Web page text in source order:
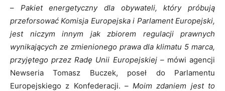
– Pakiet energetyczny dla obywateli, który próbują
przeforsować Komisja Europejska i Parlament Europejski,
jest niczym innym jak zbiorem regulacji prawnych
wynikających ze zmienionego prawa dla klimatu 5 marca,
przyjętego przez Radę Unii Europejskiej –mówi agencji
Newseria Tomasz Buczek, poseł do Parlamentu
Europejskiego z Konfederacji. –Moim zdaniem jest to